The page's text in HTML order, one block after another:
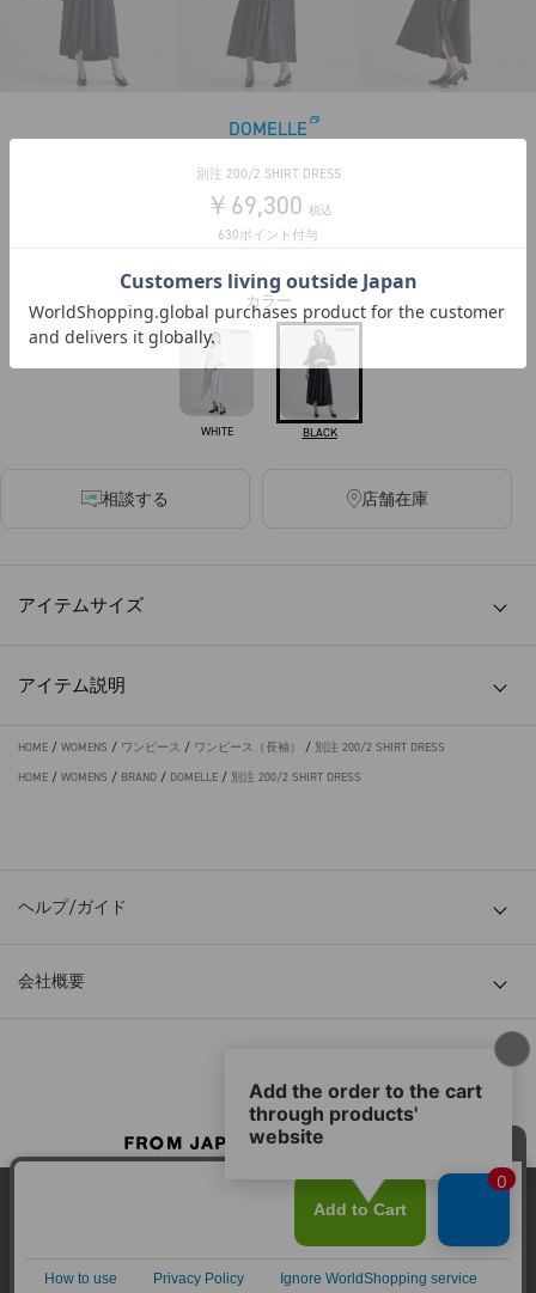
DOMELLE
別注 200/2 SHIRT DRESS
￥69,300 税込
630ポイント付与
カラー
WHITE BLACK
相談する 店舗在庫
アイテムサイズ
アイテム説明
HOME / WOMENS / ワンピース / ワンピース（長袖） / 別注 200/2 SHIRT DRESS
HOME / WOMENS / BRAND / DOMELLE / 別注 200/2 SHIRT DRESS
ヘルプ/ガイド
会社概要
© TOKYO BASE CO., LTD
当サイトはクッキー(cookie)を使用します。クッキーはサイト内
ング活動に利用することを目的としています。
プライバシーポリシーはこちら